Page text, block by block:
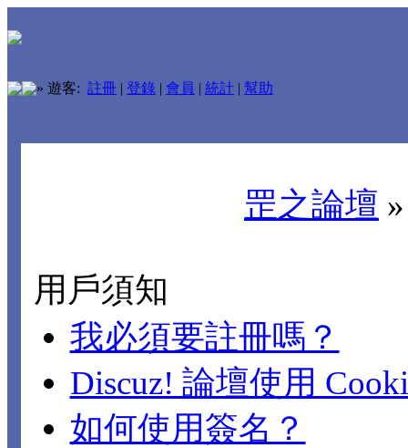
» 遊客: 註冊 | 登錄 | 會員 | 統計 | 幫助
罡之論壇
用戶須知
我必須要註冊嗎？
Discuz! 論壇使用
如何使用簽名？